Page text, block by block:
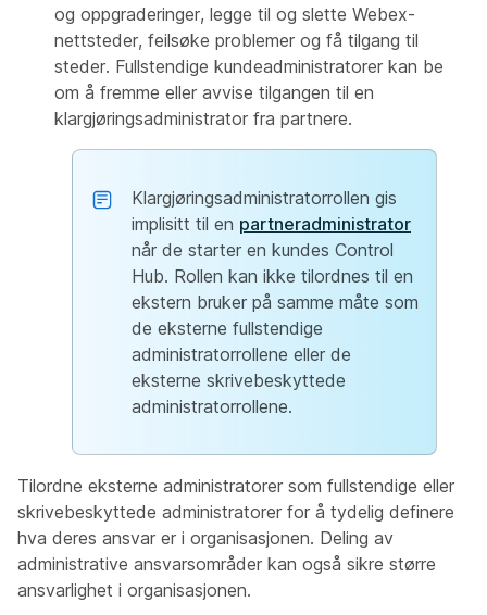
og oppgraderinger, legge til og slette Webex-
nettsteder, feilsøke problemer og få tilgang til
steder. Fullstendige kundeadministratorer kan be
om å fremme eller avvise tilgangen til en
klargjøringsadministrator fra partnere.
Klargjøringsadministratorrollen gis
implisitt til en partneradministrator
når de starter en kundes Control
Hub. Rollen kan ikke tilordnes til en
ekstern bruker på samme måte som
de eksterne fullstendige
administratorrollene eller de
eksterne skrivebeskyttede
administratorrollene.
Tilordne eksterne administratorer som fullstendige eller
skrivebeskyttede administratorer for å tydelig definere
hva deres ansvar er i organisasjonen. Deling av
administrative ansvarsområder kan også sikre større
ansvarlighet i organisasjonen.